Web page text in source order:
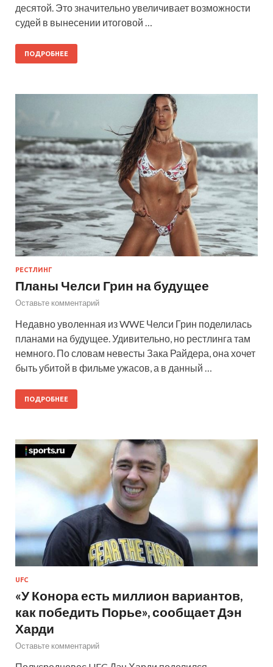
десятой. Это значительно увеличивает возможности
судей в вынесении итоговой …
ПОДРОБНЕЕ
РЕСТЛИНГ
Планы Челси Грин на будущее
Оставьте комментарий
Недавно уволенная из WWE Челси Грин поделилась
планами на будущее. Удивительно, но рестлинга там
немного. По словам невесты Зака Райдера, она хочет
быть убитой в фильме ужасов, а в данный …
ПОДРОБНЕЕ
UFC
«У Конора есть миллион вариантов,
как победить Порье», сообщает Дэн
Харди
Оставьте комментарий